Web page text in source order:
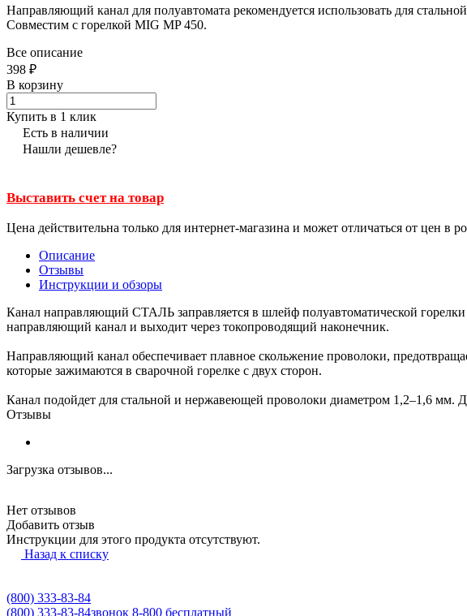
Направляющий канал для полуавтомата рекомендуется использовать для
Совместим с горелкой MIG MP 450.
Все описание
398 ₽
В корзину
Купить в 1 клик
Есть в наличии
Нашли дешевле?
Выставить счет на товар
Цена действительна только для интернет-магазина и может отличаться от цен в
Описание
Отзывы
Инструкции и обзоры
Канал направляющий СТАЛЬ заправляется в шлейф полуавтоматической
направляющий канал и выходит через токопроводящий наконечник.
Направляющий канал обеспечивает плавное скольжение проволоки,
которые зажимаются в сварочной горелке с двух сторон.
Канал подойдет для стальной и нержавеющей проволоки диаметром 1,2–1,6 мм.
Отзывы
Загрузка отзывов...
Нет отзывов
Добавить отзыв
Инструкции для этого продукта отсутствуют.
Назад к списку
(800) 333-83-84
(800) 333-83-84звонок 8-800 бесплатный